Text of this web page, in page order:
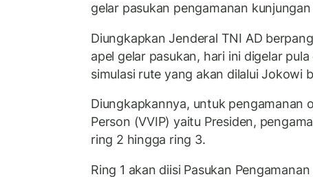
gelar pasukan pengamanan
Diungkapkan Jenderal TNI AD
apel gelar pasukan, hari ini digelar
simulasi rute yang akan dilalui Jokowi
Diungkapkannya, untuk pengamanan
Person (VVIP) yaitu Presiden,
ring 2 hingga ring 3.
Ring 1 akan diisi Pasukan